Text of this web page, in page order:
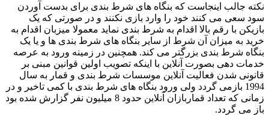
نکته جالب اینجاست که بنگاه های شرط بندی برای بدست آوردن
سود سعی می کنند خود را وارد بازی نکنند و در صورتی که یک
بازیکن با رقم بالا اقدام به شرط بندی نماید معمولا میزبان اقدام به
خرید به میزان آن شرط از سایر بنگاه های شرط بندی ها و یا یک
بنگاه شرط بندی بزرگتر می کند. همچنین در زمینه ورود به عرصه
خدمات دهی بصورت آنلاین با اینکه تصویب اولین قوانین مبنی بر
قانونی شدن فعالیت آنلاین موسسات شرط بندی و قمار به سال
1994 بازمی گردد ولی ورود بنگاه های شرط بندی با کمی تاخیر و در
زمانی که تعداد قماربازان آنلاین حدود 8 میلیون نفر گزارش شده بود
باز می گردد.